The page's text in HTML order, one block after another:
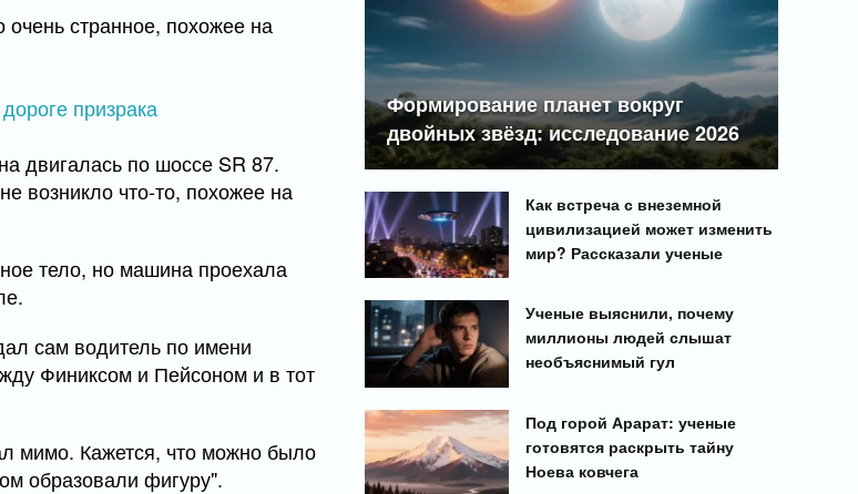
странное, похожее на
двигалась по шоссе SR 87.
возникло что-то, похожее на
тело, но машина проехала
сам водитель по имени
Финиксом и Пейсоном и в тот
мимо. Кажется, что можно было
образовали фигуру".
Формирование планет вокруг
двойных звёзд: исследование 2026
Как встреча с внеземной
цивилизацией может изменить
мир? Рассказали ученые
Ученые выяснили, почему
миллионы людей слышат
необъяснимый гул
Под горой Арарат: ученые
готовятся раскрыть тайну
Ноева ковчега